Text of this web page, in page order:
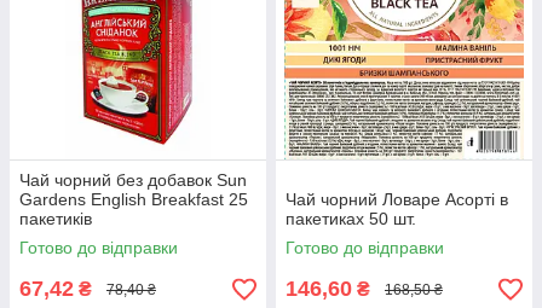
Чай чорний без добавок Sun
Gardens English Breakfast 25
пакетиків
Готово до відправки
67,42 ₴ 78,40 ₴
Чай чорний Ловаре Асорті в
пакетиках 50 шт.
Готово до відправки
146,60 ₴ 168,50 ₴